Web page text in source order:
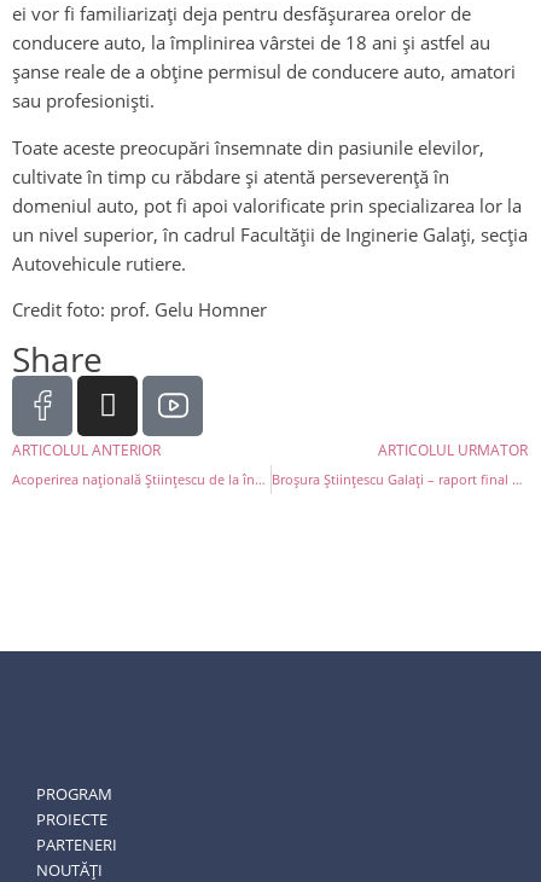
ei vor fi familiarizați deja pentru desfășurarea orelor de
conducere auto, la împlinirea vârstei de 18 ani și astfel au
șanse reale de a obține permisul de conducere auto, amatori
sau profesioniști.
Toate aceste preocupări însemnate din pasiunile elevilor,
cultivate în timp cu răbdare şi atentă perseverenţă în
domeniul auto, pot fi apoi valorificate prin specializarea lor la
un nivel superior, în cadrul Facultății de Inginerie Galați, secția
Autovehicule rutiere.
Credit foto: prof. Gelu Homner
Share
ARTICOLUL ANTERIOR ARTICOLUL URMATOR
Acoperirea naţională Ştiinţescu de la începuturi Broşura Ştiinţescu Galaţi – raport final 2.0
PROGRAM
PROIECTE
PARTENERI
NOUTĂȚI